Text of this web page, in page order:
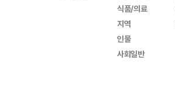
식품/의료
지역
인물
사회일반